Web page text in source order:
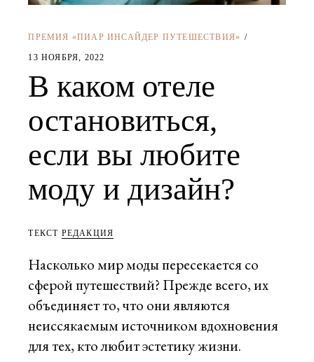
ПРЕМИЯ «ПИАР ИНСАЙДЕР ПУТЕШЕСТВИЯ»
13 НОЯБРЯ, 2022
В каком отеле
остановиться,
если вы любите
моду и дизайн?
ТЕКСТ РЕДАКЦИЯ
Насколько мир моды пересекается со
сферой путешествий? Прежде всего, их
объединяет то, что они являются
неиссякаемым источником вдохновения
для тех, кто любит эстетику жизни.